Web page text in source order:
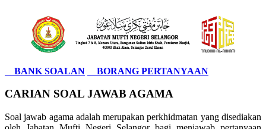
BANK SOALAN BORANG PERTANYAAN
CARIAN SOAL JAWAB AGAMA
Soal jawab agama adalah merupakan perkhidmatan yang disediakan